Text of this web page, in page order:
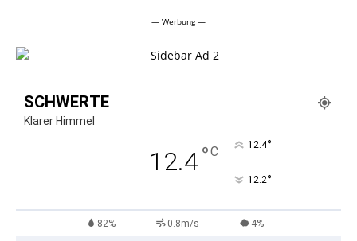
— Werbung —
SCHWERTE
Klarer Himmel
12.4°C 12.4°
12.2°
82% 0.8m/s 4%